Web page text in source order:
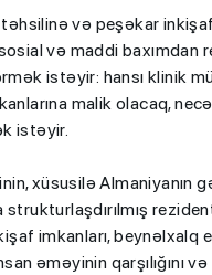
və peşəkar
və maddi
istəyir: hansı klinik
malik olacaq,
istəyir.
xüsusilə Almaniyanın
strukturlaşdırılmış
imkanları,
əməyinin qarşılığını